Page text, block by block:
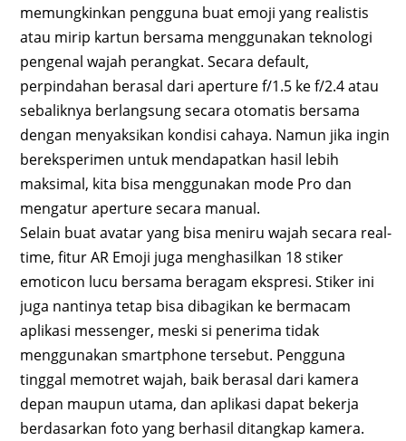
memungkinkan pengguna buat emoji yang realistis
atau mirip kartun bersama menggunakan teknologi
pengenal wajah perangkat. Secara default,
perpindahan berasal dari aperture f/1.5 ke f/2.4 atau
sebaliknya berlangsung secara otomatis bersama
dengan menyaksikan kondisi cahaya. Namun jika ingin
bereksperimen untuk mendapatkan hasil lebih
maksimal, kita bisa menggunakan mode Pro dan
mengatur aperture secara manual.
Selain buat avatar yang bisa meniru wajah secara real-
time, fitur AR Emoji juga menghasilkan 18 stiker
emoticon lucu bersama beragam ekspresi. Stiker ini
juga nantinya tetap bisa dibagikan ke bermacam
aplikasi messenger, meski si penerima tidak
menggunakan smartphone tersebut. Pengguna
tinggal memotret wajah, baik berasal dari kamera
depan maupun utama, dan aplikasi dapat bekerja
berdasarkan foto yang berhasil ditangkap kamera.